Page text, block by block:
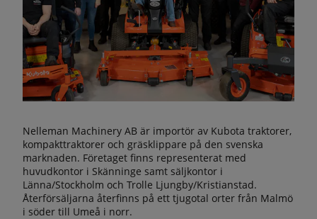
Nelleman Machinery AB är importör av Kubota traktorer,
kompakttraktorer och gräsklippare på den svenska
marknaden. Företaget finns representerat med
huvudkontor i Skänninge samt säljkontor i
Länna/Stockholm och Trolle Ljungby/Kristianstad.
Återförsäljarna återfinns på ett tjugotal orter från Malmö
i söder till Umeå i norr.